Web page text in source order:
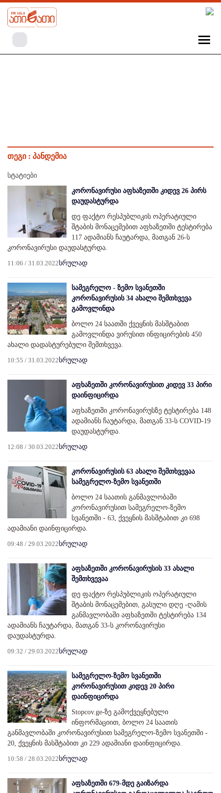
თეგი : პანდემია
სტატიები
კორონავირუსი აფხაზეთში კიდევ 26 პირს
დაუდასტურდა
დე ფაქტო რესპუბლიკის ოპერატიული
შტაბის მონაცემებით აფხაზეთში ტესტირება
117 ადამიანს ჩაუტარდა, მათგან 26-ს
კორონავირუსი დაუდასტურდა.
11:06 / 31.03.2022სრულად
სამეგრელო - ზემო სვანეთში
კორონავირუსის 34 ახალი შემთხვევა
გამოვლინდა
ბოლო 24 საათში ქვეყნის მასშტაბით
გამოვლინდა ვირუსით ინფიცირების 450
ახალი დადასტურებული შემთხვევა.
10:55 / 31.03.2022სრულად
აფხაზეთში კორონავირუსით კიდევ 33 პირი
დაინფიცირდა
აფხაზეთში კორონავირუსზე ტესტირება 148
ადამიანს ჩაუტარდა, მათგან 33-ს COVID-19
დაუდასტურდა.
12:08 / 30.03.2022სრულად
კორონავირუსის 63 ახალი შემთხვევაა
სამეგრელო-ზემო სვანეთში
ბოლო 24 საათის განმავლობაში
კორონავირუსით სამეგრელო-ზემო
სვანეთში - 63, ქვეყნის მასშტაბით კი 698
ადამიანი დაინფიცირდა.
09:48 / 29.03.2022სრულად
აფხაზეთში კორონავირუსის 33 ახალი
შემთხვევაა
დე ფაქტო რესპუბლიკის ოპერატიული
შტაბის მონაცემებით, გასული დღე -ღამის
განმავლობაში აფხაზეთში ტესტირება 134
ადამიანს ჩაუტარდა, მათგან 33-ს კორონავირუსი
დაუდასტურდა.
09:32 / 29.03.2022სრულად
სამეგრელო-ზემო სვანეთში
კორონავირუსით კიდევ 20 პირი
დაინფიცირდა
Stopcov.ge-ზე გამოქვეყნებული
ინფორმაციით, ბოლო 24 საათის
განმავლობაში კორონავირუსით სამეგრელო-ზემო სვანეთში -
20, ქვეყნის მასშტაბით კი 229 ადამიანი დაინფიცირდა.
10:58 / 28.03.2022სრულად
აფხაზეთში 679-მდე გაიზარდა